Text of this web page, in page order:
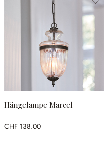
Hängelampe Marcel
CHF 138.00